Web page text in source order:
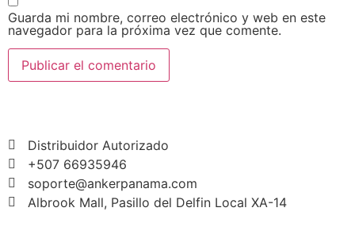
Guarda mi nombre, correo electrónico y web en este
navegador para la próxima vez que comente.
Distribuidor Autorizado
+507 66935946
soporte@ankerpanama.com
Albrook Mall, Pasillo del Delfin Local XA-14